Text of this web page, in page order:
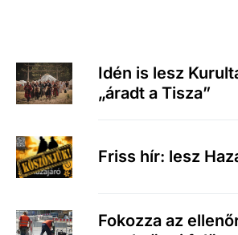
Idén is lesz
„áradt a Tisza”
Friss hír: lesz
Fokozza az